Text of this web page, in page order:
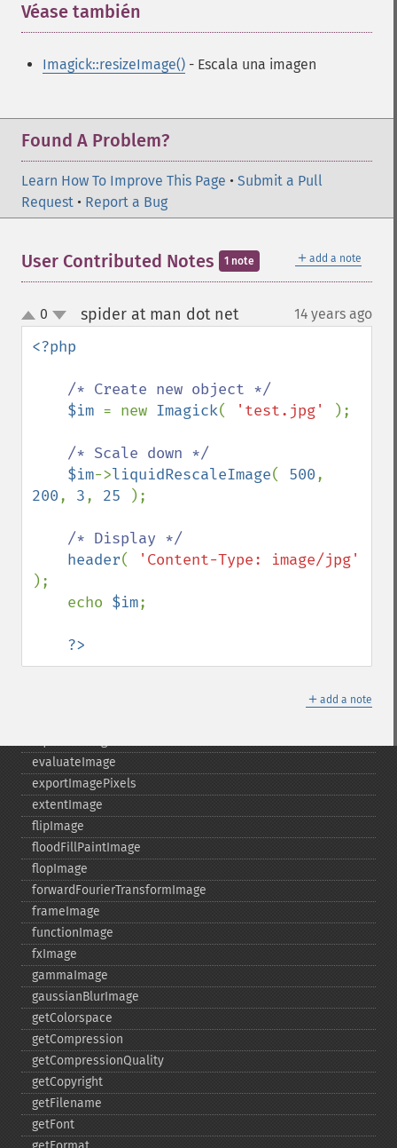
Véase también
Imagick::resizeImage() - Escala una imagen
Found A Problem?
Learn How To Improve This Page • Submit a Pull
Request • Report a Bug
＋ add a note
User Contributed Notes 1 note
up
down
0 spider at man dot net¶ 14 years ago
<?php
/* Create new object */
$im = new Imagick( 'test.jpg' );
/* Scale down */
$im->liquidRescaleImage( 500
200, 3, 25 );
/* Display */
header(
);
    echo
$im;
?>
＋ add a note
clutImage
coalesceImages
colorizeImage
commentImage
compareImageChannels
compareImageLayers
compareImages
compositeImage
contrastImage
contrastStretchImage
count
cropThumbnailImage
cycleColormapImage
decipherImage
deconstructImages
deleteImageArtifact
deleteImageProperty
deskewImage
despeckleImage
destroy
displayImage
displayImages
evaluateImage
exportImagePixels
extentImage
flipImage
floodFillPaintImage
flopImage
forwardFourierTransformImage
frameImage
functionImage
fxImage
gammaImage
gaussianBlurImage
getColorspace
getCompression
getCompressionQuality
getCopyright
getFilename
getFont